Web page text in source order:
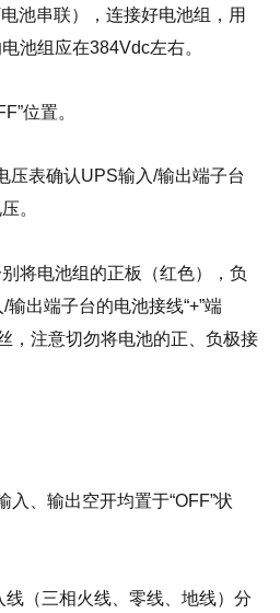
池串联），连接好电池组，用
池组应在384Vdc左右。
位置。
压表确认UPS输入/输出端子台
。
将电池组的正板（红色），负
出端子台的电池接线“+”端
，注意切勿将电池的正、负极接
、输出空开均置于“OFF”状
线（三相火线、零线、地线）分